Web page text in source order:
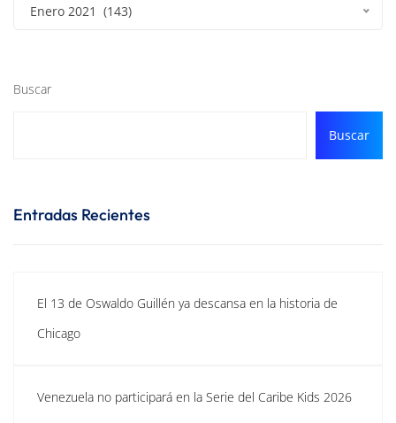
Enero 2021 (143)
Buscar
Buscar
Entradas Recientes
El 13 de Oswaldo Guillén ya descansa en la historia de
Chicago
Venezuela no participará en la Serie del Caribe Kids 2026